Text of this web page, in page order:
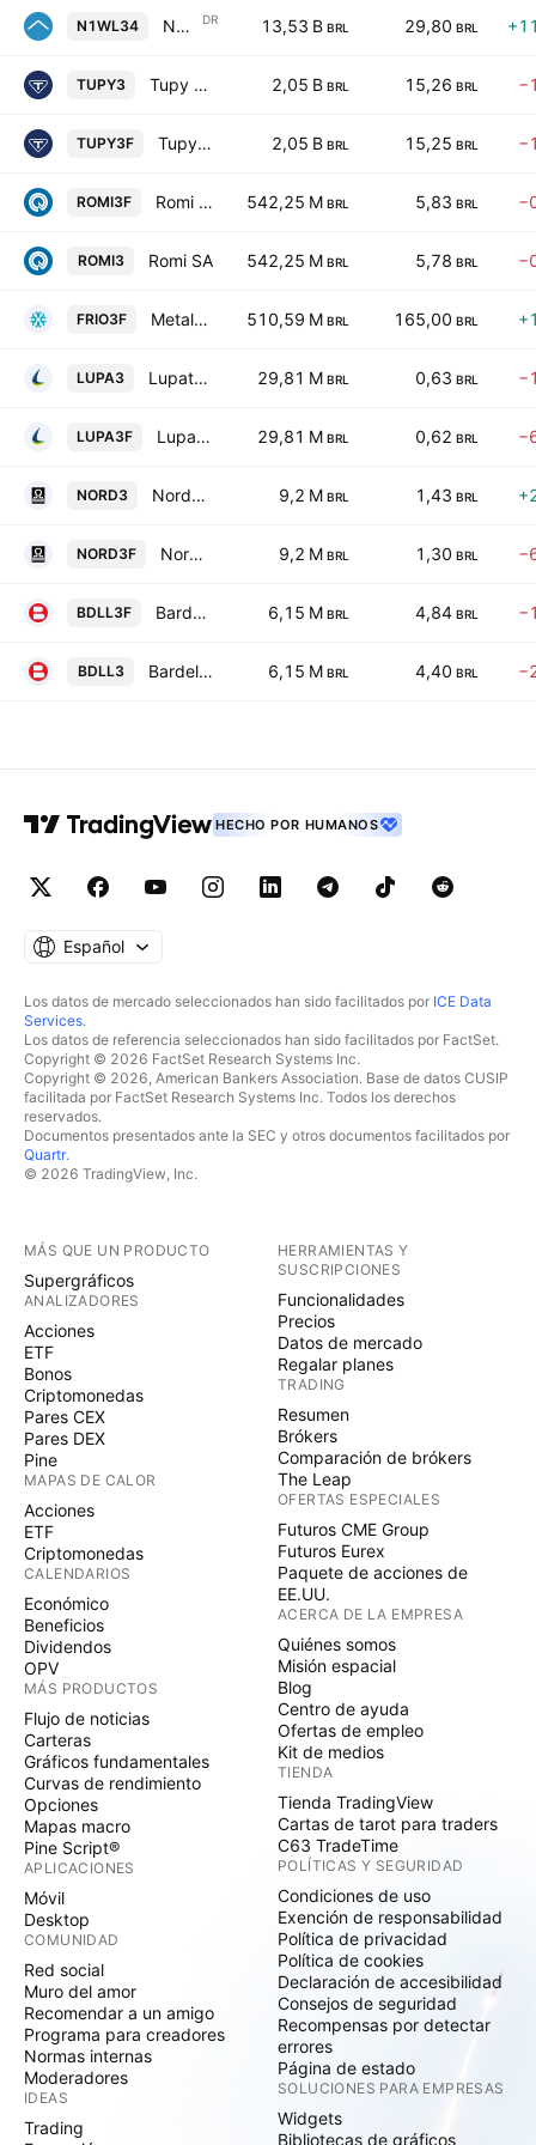
N1WL34 Newell Brands Inc Unsponsored Brazilian Depositary Receipt Repr 1 Sh DR 13,53 B BRL 29,80 BRL
TUPY3 Tupy S.A. 2,05 B BRL 15,26 BRL
TUPY3F Tupy S.A. 2,05 B BRL 15,25 BRL
ROMI3F Romi SA 542,25 M BRL 5,83 BRL
ROMI3 Romi SA 542,25 M BRL 5,78 BRL
FRIO3F Metalfrio Solutions S.A. 510,59 M BRL 165,00 BRL
LUPA3 Lupatech S.A. 29,81 M BRL 0,63 BRL
LUPA3F Lupatech S.A. 29,81 M BRL 0,62 BRL
NORD3 Nordon Industrias Metalurgicas S.A. 9,2 M BRL 1,43 BRL
NORD3F Nordon Industrias Metalurgicas S.A. 9,2 M BRL 1,30 BRL
BDLL3F Bardella SA Industrias Mecanicas 6,15 M BRL 4,84 BRL
BDLL3 Bardella SA Industrias Mecanicas 6,15 M BRL 4,40 BRL
HECHO POR HUMANOS
Español
Los datos de mercado seleccionados han sido facilitados por ICE Data
Services.
Los datos de referencia seleccionados han sido facilitados por FactSet.
Copyright © 2026 FactSet Research Systems Inc.
Copyright © 2026, American Bankers Association. Base de datos CUSIP
facilitada por FactSet Research Systems Inc. Todos los derechos
reservados.
Documentos presentados ante la SEC y otros documentos facilitados por
Quartr.
© 2026 TradingView, Inc.
MÁS QUE UN PRODUCTO
Supergráficos
ANALIZADORES
Acciones
ETF
Bonos
Criptomonedas
Pares CEX
Pares DEX
Pine
MAPAS DE CALOR
Acciones
ETF
Criptomonedas
CALENDARIOS
Económico
Beneficios
Dividendos
OPV
MÁS PRODUCTOS
Flujo de noticias
Carteras
Gráficos fundamentales
Curvas de rendimiento
Opciones
Mapas macro
Pine Script®
APLICACIONES
Móvil
Desktop
COMUNIDAD
Red social
Muro del amor
Recomendar a un amigo
Programa para creadores
Normas internas
Moderadores
IDEAS
Trading
HERRAMIENTAS Y
SUSCRIPCIONES
Funcionalidades
Precios
Datos de mercado
Regalar planes
TRADING
Resumen
Brókers
Comparación de brókers
The Leap
OFERTAS ESPECIALES
Futuros CME Group
Futuros Eurex
Paquete de acciones de
EE.UU.
ACERCA DE LA EMPRESA
Quiénes somos
Misión espacial
Blog
Centro de ayuda
Ofertas de empleo
Kit de medios
TIENDA
Tienda TradingView
Cartas de tarot para traders
C63 TradeTime
POLÍTICAS Y SEGURIDAD
Condiciones de uso
Exención de responsabilidad
Política de privacidad
Política de cookies
Declaración de accesibilidad
Consejos de seguridad
Recompensas por detectar
errores
Página de estado
SOLUCIONES PARA EMPRESAS
Widgets
Bibliotecas de gráficos